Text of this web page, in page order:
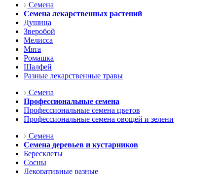
Семена
Семена лекарственных растений
Душица
Зверобой
Мелисса
Мята
Ромашка
Шалфей
Разные лекарственные травы
Семена
Профессиональные семена
Профессиональные семена цветов
Профессиональные семена овощей и зелени
Семена
Семена деревьев и кустарников
Бересклеты
Сосны
Декоративные разные